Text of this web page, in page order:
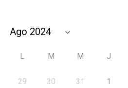
L M M J
29 30 31 1